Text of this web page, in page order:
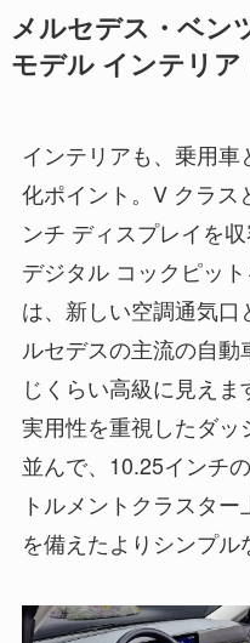
メルセデス・ベン
モデル インテリア
インテリアも、乗用
化ポイント。V クラス
ンチ ディスプレイを
デジタル コックピッ
は、新しい空調通気口
ルセデスの主流の自
じくらい高級に見えま
実用性を重視したダッ
並んで、10.25インチ
トルメントクラスタ
を備えたよりシンプル